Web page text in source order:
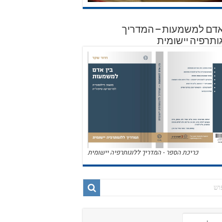
אדם למשמעות – המדריך
יישומית
כריכת הספר - המדריך ללוגותרפיה יישומית